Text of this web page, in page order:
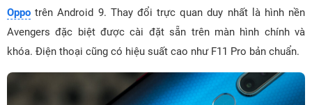
Oppo trên Android 9. Thay đổi trực quan duy nhất là hình nền
Avengers đặc biệt được cài đặt sẵn trên màn hình chính và
khóa. Điện thoại cũng có hiệu suất cao như F11 Pro bản chuẩn.